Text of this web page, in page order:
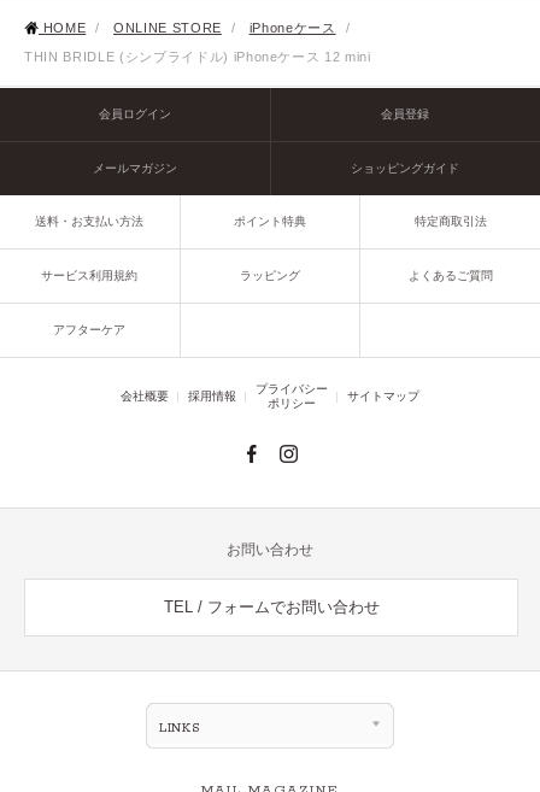
HOME / ONLINE STORE / iPhoneケース
/
THIN BRIDLE (シンブライドル) iPhoneケース 12 mini
会員ログイン 会員登録
メールマガジン ショッピングガイド
送料・お支払い方法 ポイント特典 特定商取引法
サービス利用規約 ラッピング よくあるご質問
アフターケア
会社概要 採用情報
プライバシー
ポリシー
サイトマップ
お問い合わせ
TEL / フォームでお問い合わせ
LINKS